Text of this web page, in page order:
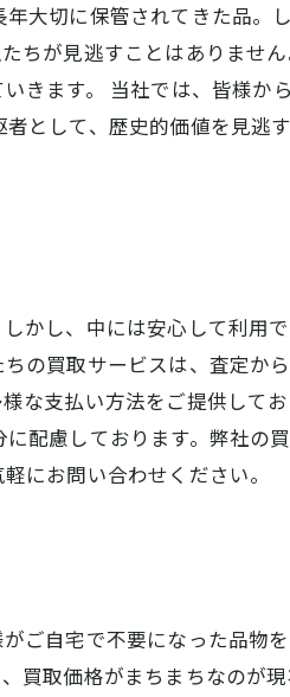
大切に保管されてきた品。
ちが見逃すことはありませ
きます。 当社では、皆様か
として、歴史的価値を見逃
かし、中には安心して利用
の買取サービスは、査定か
な支払い方法をご提供して
配慮しております。弊社の
にお問い合わせください。
ご自宅で不要になった品物
買取価格がまちまちなのが